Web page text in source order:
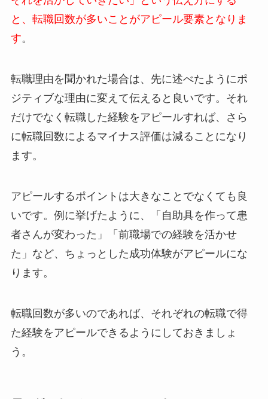
と、転職回数が多いことがアピール要素となりま
す。
転職理由を聞かれた場合は、先に述べたようにポ
ジティブな理由に変えて伝えると良いです。それ
だけでなく転職した経験をアピールすれば、さら
に転職回数によるマイナス評価は減ることになり
ます。
アピールするポイントは大きなことでなくても良
いです。例に挙げたように、「自助具を作って患
者さんが変わった」「前職場での経験を活かせ
た」など、ちょっとした成功体験がアピールにな
ります。
転職回数が多いのであれば、それぞれの転職で得
た経験をアピールできるようにしておきましょ
う。